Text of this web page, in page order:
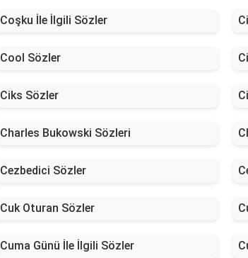
Coşku İle İlgili Sözler
Cool Sözler
Ciks Sözler
Charles Bukowski Sözleri
Cezbedici Sözler
Cuk Oturan Sözler
Cuma Günü İle İlgili Sözler